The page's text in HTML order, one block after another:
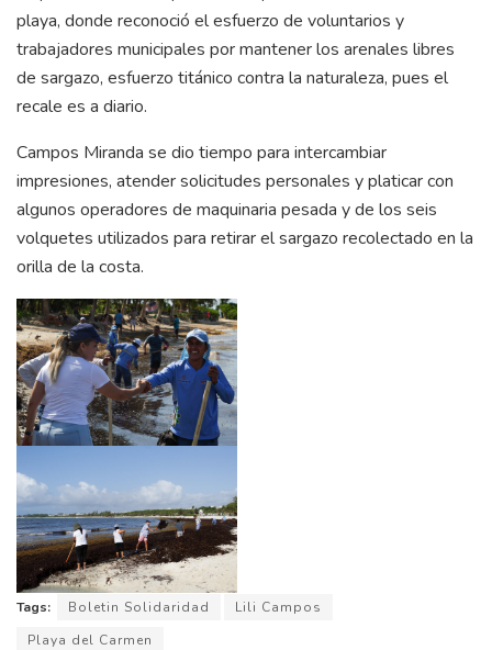
playa, donde reconoció el esfuerzo de voluntarios y
trabajadores municipales por mantener los arenales libres
de sargazo, esfuerzo titánico contra la naturaleza, pues el
recale es a diario.
Campos Miranda se dio tiempo para intercambiar
impresiones, atender solicitudes personales y platicar con
algunos operadores de maquinaria pesada y de los seis
volquetes utilizados para retirar el sargazo recolectado en la
orilla de la costa.
Tags: Boletin Solidaridad
Lili Campos
Playa del Carmen